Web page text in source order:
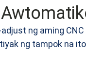
ng aming
ng tampok na